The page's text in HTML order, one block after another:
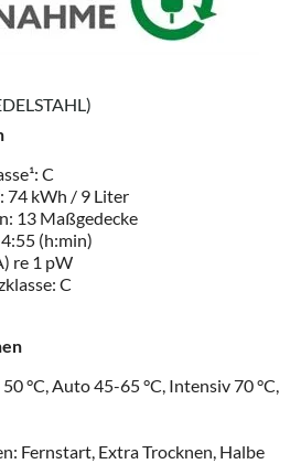
C
74 kWh / 9 Liter
13 Maßgedecke
(h:min)
re 1 pW
C
°C, Auto 45-65 °C, Intensiv 70 °C,
Fernstart, Extra Trocknen, Halbe